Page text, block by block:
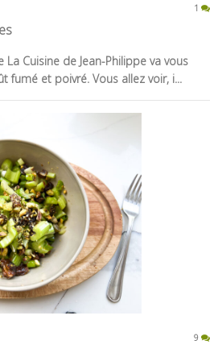
1
La Cuisine de Jean-Philippe va vous
fumé et poivré. Vous allez voir, i...
9